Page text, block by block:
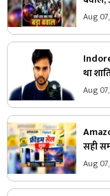
पूरे
Aug
था
पुलिस
Aug
सही
से TV
Aug